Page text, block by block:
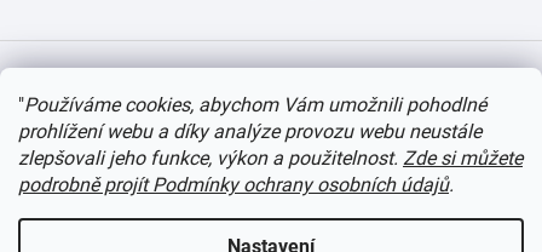
"Používáme cookies, abychom Vám umožnili pohodlné
prohlížení webu a díky analýze provozu webu neustále
zlepšovali jeho funkce, výkon a použitelnost. Zde si můžete
podrobně projít Podmínky ochrany osobních údajů.
Nastavení
Copyright 2026 itvlaky.cz . Všechna práva vyhrazena. Upravit nastavení cookies